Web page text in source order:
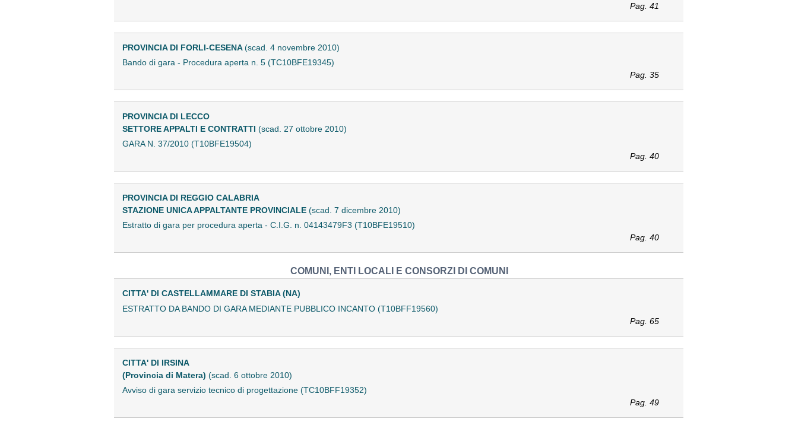
Pag. 41
PROVINCIA DI FORLI-CESENA(scad. 4 novembre 2010)
Bando di gara - Procedura aperta n. 5 (TC10BFE19345)
Pag. 35
PROVINCIA DI LECCO
SETTORE APPALTI E CONTRATTI (scad. 27 ottobre 2010)
GARA N. 37/2010 (T10BFE19504)
Pag. 40
PROVINCIA DI REGGIO CALABRIA
STAZIONE UNICA APPALTANTE PROVINCIALE (scad. 7 dicembre 2010)
Estratto di gara per procedura aperta - C.I.G. n. 04143479F3 (T10BFE19510)
Pag. 40
COMUNI, ENTI LOCALI E CONSORZI DI COMUNI
CITTA' DI CASTELLAMMARE DI STABIA (NA)
ESTRATTO DA BANDO DI GARA MEDIANTE PUBBLICO INCANTO (T10BFF19560)
Pag. 65
CITTA' DI IRSINA
(Provincia di Matera) (scad. 6 ottobre 2010)
Avviso di gara servizio tecnico di progettazione (TC10BFF19352)
Pag. 49